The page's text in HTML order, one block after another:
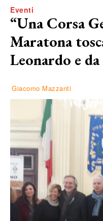
Eventi
“Una Corsa
Maratona
Leonardo e
Giacomo Mazzanti